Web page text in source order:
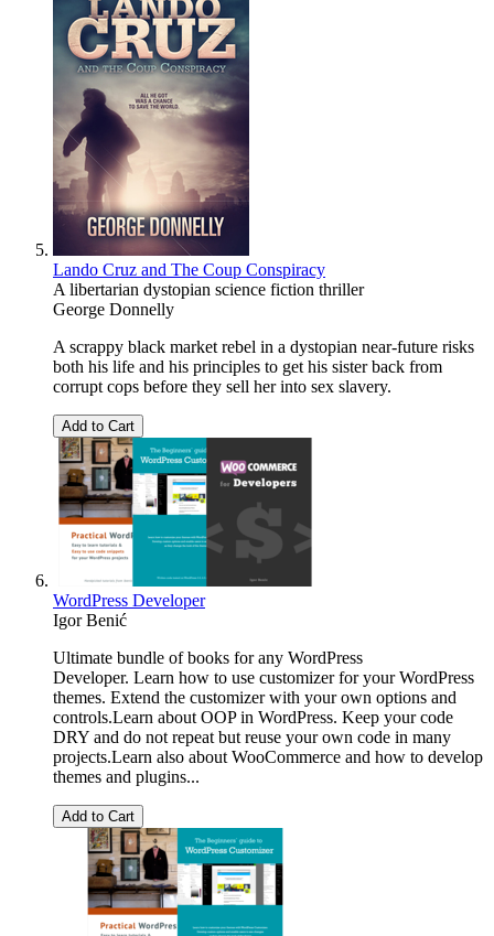
Lando Cruz and The Coup Conspiracy
A libertarian dystopian science fiction thriller
George Donnelly
A scrappy black market rebel in a dystopian near-future risks
both his life and his principles to get his sister back from
corrupt cops before they sell her into sex slavery.
Add to Cart
WordPress Developer
Igor Benić
Ultimate bundle of books for any WordPress
Developer. Learn how to use customizer for your WordPress
themes. Extend the customizer with your own options and
controls.Learn about OOP in WordPress. Keep your code
DRY and do not repeat but reuse your own code in many
projects.Learn also about WooCommerce and how to develop
themes and plugins...
Add to Cart